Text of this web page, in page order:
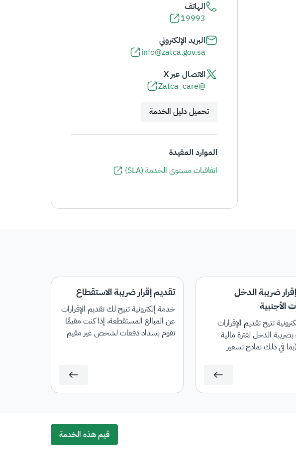
الهاتف
19993
البريد الإلكتروني
info@zatca.gov.sa
الاتصال عبر X
@Zatca_care
تحميل دليل الخدمة
الموارد المفيدة
اتفاقيات مستوى الخدمة (SLA)
ضريبة الدخل
الأجنبية
تتيح تقديم الإقرارات
بضريبة الدخل لفترة مالية
في ذلك نماذج تسعير
في الموعد المحدد عبر البوابة
تقديم إقرار ضريبة الاستقطاع
خدمة إلكترونية تتيح لك تقديم الإقرارات
عن المبالغ المستقطعة، إذا كنت مقيمًا
تقوم بسداد دفعات لشخص غير مقيم
قيم هذه الخدمة